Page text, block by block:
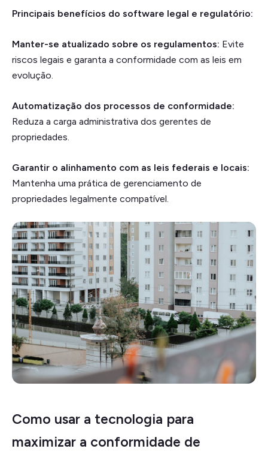
Principais benefícios do software legal e regulatório:
Manter-se atualizado sobre os regulamentos: Evite
riscos legais e garanta a conformidade com as leis em
evolução.
Automatização dos processos de conformidade:
Reduza a carga administrativa dos gerentes de
propriedades.
Garantir o alinhamento com as leis federais e locais:
Mantenha uma prática de gerenciamento de
propriedades legalmente compatível.
Como usar a tecnologia para
maximizar a conformidade de